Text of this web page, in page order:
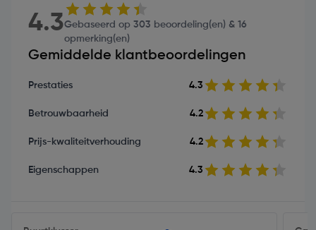
4.3Gebaseerd op 303 beoordeling(en) & 16
opmerking(en)
Gemiddelde klantbeoordelingen
Prestaties 4.3
Betrouwbaarheid 4.2
Prijs-kwaliteitverhouding 4.2
Eigenschappen 4.3